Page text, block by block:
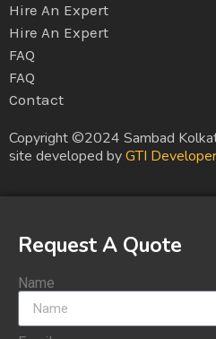
Hire An Expert
Hire An Expert
FAQ
FAQ
Contact
Copyright ©2024 Sambad
site developed byGTI
Request A Quote
Name